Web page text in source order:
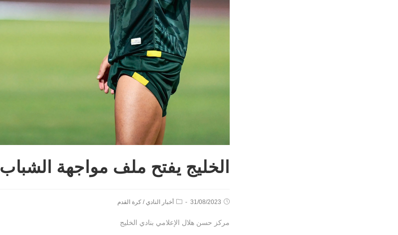
الخليج يفتح ملف مواجهة الشباب
31/08/2023 أخبار النادي / كرة القدم
مركز حسن هلال الإعلامي بنادي الخليج